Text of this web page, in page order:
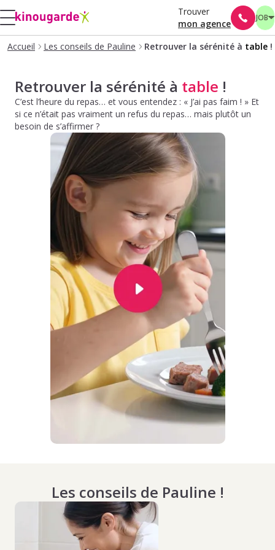
Trouver
mon agence
JOB
Accueil Les conseils de Pauline Retrouver la sérénité à table !
Retrouver la sérénité à table !
C’est l’heure du repas… et vous entendez : « J’ai pas faim ! » Et
si ce n’était pas vraiment un refus du repas… mais plutôt un
besoin de s’affirmer ?
Les conseils de Pauline !